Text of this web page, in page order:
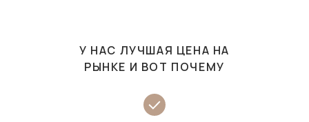
У НАС ЛУЧШАЯ ЦЕНА НА
РЫНКЕ И ВОТ ПОЧЕМУ